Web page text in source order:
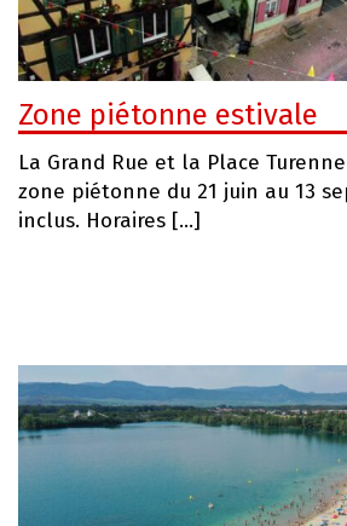
Zone piétonne estivale
La Grand Rue et la Place
zone piétonne du 21 juin au 13
inclus. Horaires […]